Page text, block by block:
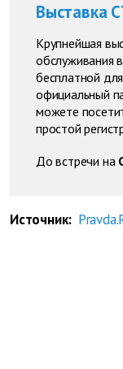
Выставка
Крупнейшая
обслуживания
бесплатной
официальный
можете
простой
До встречи на
Источник: